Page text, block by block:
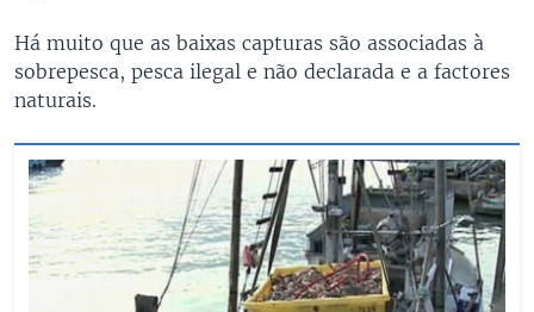
Há muito que as baixas capturas são associadas à
sobrepesca, pesca ilegal e não declarada e a factores
naturais.